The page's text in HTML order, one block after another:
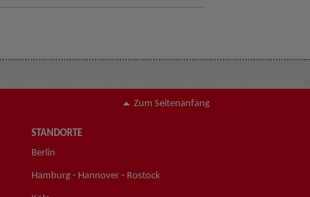
Zum Seitenanfang
STANDORTE
Berlin
Hamburg - Hannover - Rostock